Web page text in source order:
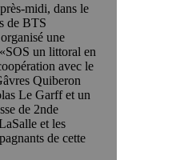
midi, dans le
de BTS
une
un littoral en
avec le
Quiberon
Le Garff et un
de 2nde
et les
de cette